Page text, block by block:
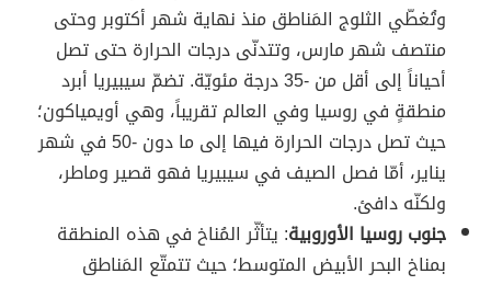
وتُغطّي الثلوج المَناطق منذ نهاية شهر أكتوبر وحتى
منتصف شهر مارس، وتتدنّى درجات الحرارة حتى تصل
أحياناً إلى أقل من -35 درجة مئويّة. تضمّ سيبيريا أبرد
منطقةٍ في روسيا وفي العالم تقريباً، وهي أويمياكون؛
حيث تصل درجات الحرارة فيها إلى ما دون -50 في شهر
يناير، أمّا فصل الصيف في سيبيريا فهو قصير وماطر،
ولكنّه دافئ.
جنوب روسيا الأوروبية: يتأثّر المُناخ في هذه المنطقة
بمناخ البحر الأبيض المتوسط؛ حيث تتمتّع المَناطق